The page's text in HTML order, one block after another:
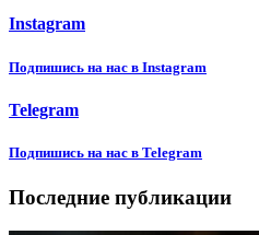
Instagram
Подпишиcь на нас в Instagram
Telegram
Подпишиcь на нас в Telegram
Последние публикации